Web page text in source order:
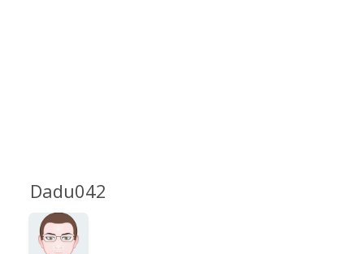
Dadu042